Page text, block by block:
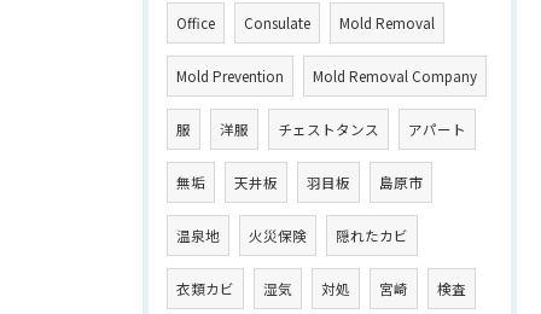
Office Consulate Mold Removal
Mold Prevention Mold Removal Company
服 洋服 チェストタンス アパート
無垢 天井板 羽目板 島原市
温泉地 火災保険 隠れたカビ
衣類カビ 湿気 対処 宮崎 検査